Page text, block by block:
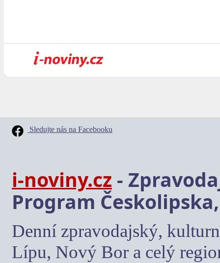
Sledujte nás na Facebooku
i-noviny.cz -
Program
Denní zpravodajský,
Lípu, Nový Bor a celý